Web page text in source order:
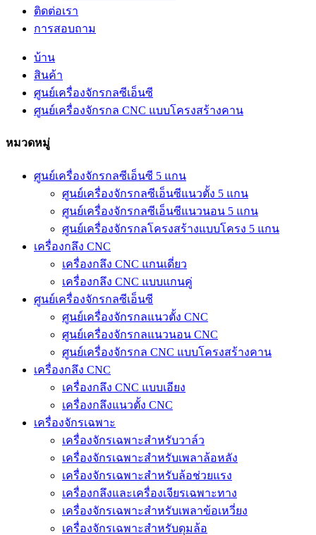
ติดต่อเรา
การสอบถาม
บ้าน
สินค้า
ศูนย์เครื่องจักรกลซีเอ็นซี
ศูนย์เครื่องจักรกล CNC แบบโครงสร้างคาน
หมวดหมู่
ศูนย์เครื่องจักรกลซีเอ็นซี 5 แกน
ศูนย์เครื่องจักรกลซีเอ็นซีแนวตั้ง 5 แกน
ศูนย์เครื่องจักรกลซีเอ็นซีแนวนอน 5 แกน
ศูนย์เครื่องจักรกลโครงสร้างแบบโครง 5 แกน
เครื่องกลึง CNC
เครื่องกลึง CNC แกนเดี่ยว
เครื่องกลึง CNC แบบแกนคู่
ศูนย์เครื่องจักรกลซีเอ็นซี
ศูนย์เครื่องจักรกลแนวตั้ง CNC
ศูนย์เครื่องจักรกลแนวนอน CNC
ศูนย์เครื่องจักรกล CNC แบบโครงสร้างคาน
เครื่องกลึง CNC
เครื่องกลึง CNC แบบเอียง
เครื่องกลึงแนวตั้ง CNC
เครื่องจักรเฉพาะ
เครื่องจักรเฉพาะสำหรับวาล์ว
เครื่องจักรเฉพาะสำหรับเพลาล้อหลัง
เครื่องจักรเฉพาะสำหรับล้อช่วยแรง
เครื่องกลึงและเครื่องเจียรเฉพาะทาง
เครื่องจักรเฉพาะสำหรับเพลาข้อเหวี่ยง
เครื่องจักรเฉพาะสำหรับดุมล้อ